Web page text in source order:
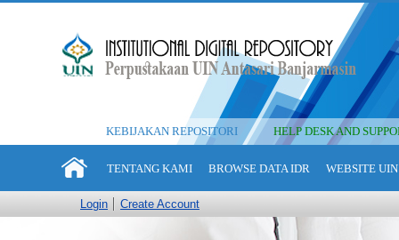
KEBIJAKAN REPOSITORI HELP DESK AND
TENTANG KAMI BROWSE DATA IDR WEBSITE
Login Create Account